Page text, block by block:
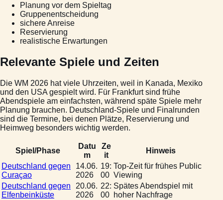
Planung vor dem Spieltag
Gruppenentscheidung
sichere Anreise
Reservierung
realistische Erwartungen
Relevante Spiele und Zeiten
Die WM 2026 hat viele Uhrzeiten, weil in Kanada, Mexiko
und den USA gespielt wird. Für Frankfurt sind frühe
Abendspiele am einfachsten, während späte Spiele mehr
Planung brauchen. Deutschland-Spiele und Finalrunden
sind die Termine, bei denen Plätze, Reservierung und
Heimweg besonders wichtig werden.
Spiel/Phase
Datu
m
Ze
it
Hinweis
Deutschland gegen
Curaçao
14.06.
2026
19:
00
Top-Zeit für frühes Public
Viewing
Deutschland gegen
Elfenbeinküste
20.06.
2026
22:
00
Spätes Abendspiel mit
hoher Nachfrage